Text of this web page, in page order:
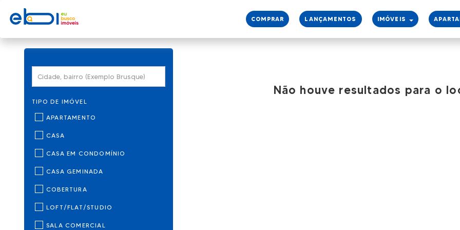
COMPRAR LANÇAMENTOS IMÓVEIS
TIPO DE IMÓVEL
APARTAMENTO
CASA
CASA EM CONDOMÍNIO
CASA GEMINADA
COBERTURA
LOFT/FLAT/STUDIO
SALA COMERCIAL
Não houve resultados para o